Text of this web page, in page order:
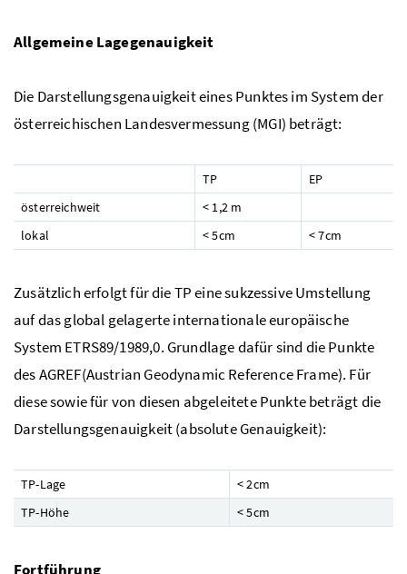
Allgemeine Lagegenauigkeit
Die Darstellungsgenauigkeit eines Punktes im System der
österreichischen Landesvermessung (MGI) beträgt:
TP
EP
österreichweit
< 1,2 m
lokal
< 5cm < 7cm
Zusätzlich erfolgt für die TP eine sukzessive Umstellung
auf das global gelagerte internationale europäische
System ETRS89/1989,0. Grundlage dafür sind die Punkte
des AGREF(Austrian Geodynamic Reference Frame). Für
diese sowie für von diesen abgeleitete Punkte beträgt die
Darstellungsgenauigkeit (absolute Genauigkeit):
TP-Lage
< 2cm
TP-Höhe
< 5cm
Fortführung